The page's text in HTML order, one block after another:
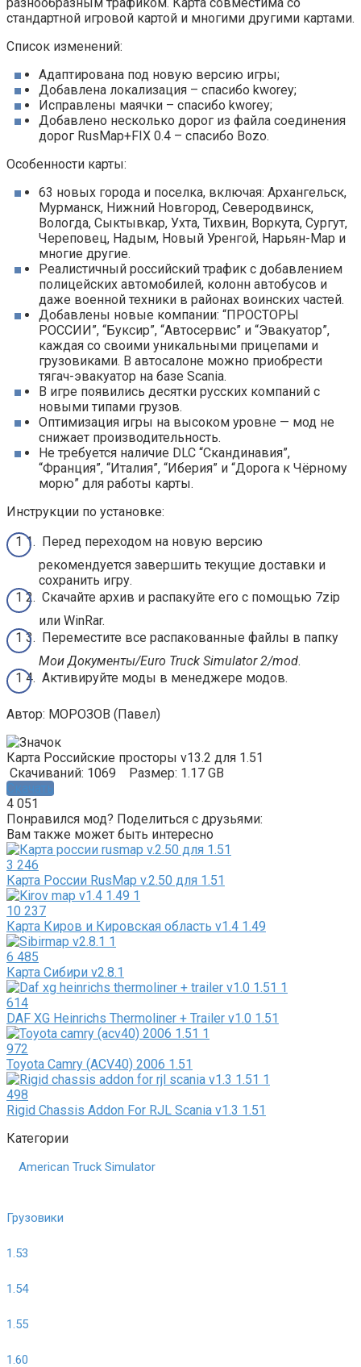
стандартной игровой картой и многими другими картами.
Список изменений:
Адаптирована под новую версию игры;
Добавлена локализация – спасибо kworey;
Исправлены маячки – спасибо kworey;
Добавлено несколько дорог из файла соединения
дорог RusMap+FIX 0.4 – спасибо Bozo.
Особенности карты:
63 новых города и поселка, включая: Архангельск,
Мурманск, Нижний Новгород, Северодвинск,
Вологда, Сыктывкар, Ухта, Тихвин, Воркута, Сургут,
Череповец, Надым, Новый Уренгой, Нарьян-Мар и
многие другие.
Реалистичный российский трафик с добавлением
полицейских автомобилей, колонн автобусов и
даже военной техники в районах воинских частей.
Добавлены новые компании: “ПРОСТОРЫ
РОССИИ”, “Буксир”, “Автосервис” и “Эвакуатор”,
каждая со своими уникальными прицепами и
грузовиками. В автосалоне можно приобрести
тягач-эвакуатор на базе Scania.
В игре появились десятки русских компаний с
новыми типами грузов.
Оптимизация игры на высоком уровне — мод не
снижает производительность.
Не требуется наличие DLC “Скандинавия”,
“Франция”, “Италия”, “Иберия” и “Дорога к Чёрному
морю” для работы карты.
Инструкции по установке:
Перед переходом на новую версию
рекомендуется завершить текущие доставки и
сохранить игру.
Скачайте архив и распакуйте его с помощью 7zip
или WinRar.
Переместите все распакованные файлы в папку
Мои Документы/Euro Truck Simulator 2/mod.
Активируйте моды в менеджере модов.
Автор: МОРОЗОВ (Павел)
Карта Российские просторы v13.2 для 1.51
Скачиваний: 1069
Размер: 1.17 GB
Скачать
4 051
Понравился мод? Поделиться с друзьями:
Вам также может быть интересно
3 246
Карта России RusMap v.2.50 для 1.51
10 237
Карта Киров и Кировская область v1.4 1.49
6 485
Карта Сибири v2.8.1
614
DAF XG Heinrichs Thermoliner + Trailer v1.0 1.51
972
Toyota Camry (ACV40) 2006 1.51
498
Rigid Chassis Addon For RJL Scania v1.3 1.51
Категории
American Truck Simulator
Грузовики
1.53
1.54
1.55
1.60